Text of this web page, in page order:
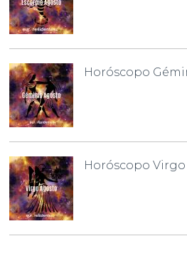
Horóscopo
Horóscopo